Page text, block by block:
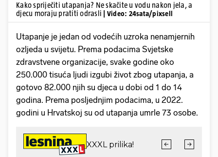
Kako spriječiti utapanja? Ne skačite u vodu nakon jela, a
djecu moraju pratiti odrasli
| Video: 24sata/pixsell
Utapanje je jedan od vodećih uzroka nenamjernih
ozljeda u svijetu. Prema podacima Svjetske
zdravstvene organizacije, svake godine oko
250.000 tisuća ljudi izgubi život zbog utapanja, a
gotovo 82.000 njih su djeca u dobi od 1 do 14
godina. Prema posljednjim podacima, u 2022.
godini u Hrvatskoj su od utapanja umrle 73 osobe.